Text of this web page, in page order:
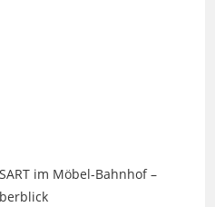
im Möbel-Bahnhof –